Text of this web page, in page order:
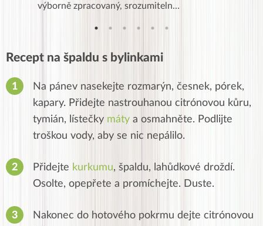
výborně zpracovaný, srozumiteln…
Recept na špaldu s bylinkami
Na pánev nasekejte rozmarýn, česnek, pórek,
kapary. Přidejte nastrouhanou citrónovou kůru,
tymián, lístečky máty a osmahněte. Podlijte
troškou vody, aby se nic nepálilo.
Přidejte kurkumu, špaldu, lahůdkové droždí.
Osolte, opepřete a promíchejte. Duste.
Nakonec do hotového pokrmu dejte citrónovou